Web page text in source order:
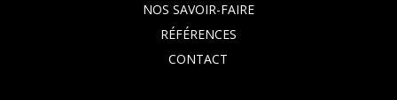
NOS SAVOIR-FAIRE
RÉFÉRENCES
CONTACT